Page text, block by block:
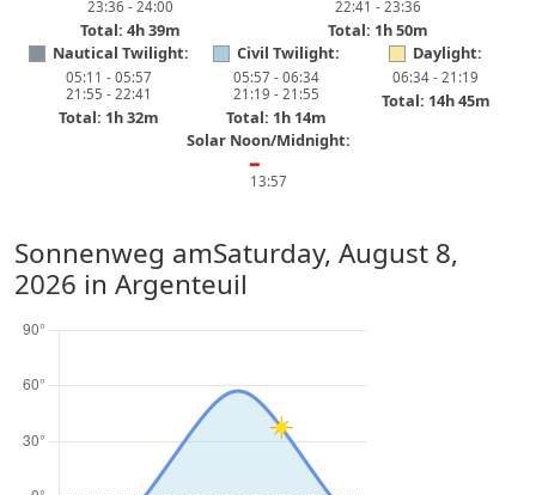
23:36 - 24:00
Total: 4h 39m
22:41 - 23:36
Total: 1h 50m
Nautical Twilight:
05:11 - 05:57
21:55 - 22:41
Total: 1h 32m
Civil Twilight:
05:57 - 06:34
21:19 - 21:55
Total: 1h 14m
Daylight:
06:34 - 21:19
Total: 14h 45m
Solar Noon/Midnight:
━
13:57
Sonnenweg amSaturday, August 8,
2026 in Argenteuil